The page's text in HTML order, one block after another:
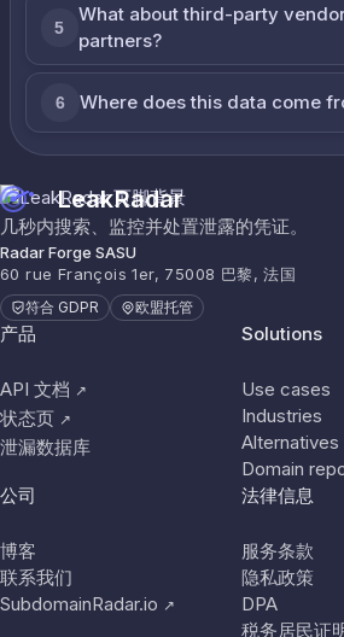
5
What about third-party
partners?
6 Where does this data come
LeakRadar
几秒内搜索、监控并处置泄露的凭证。
Radar Forge SASU
60 rue François 1er, 75008 巴黎, 法国
符合 GDPR 欧盟托管
产品
API 文档 ↗
状态页 ↗
泄漏数据库
Solutions
Use cases
Industries
Alternatives
Domain
公司
博客
联系我们
SubdomainRadar.io ↗
法律信息
服务条款
隐私政策
DPA
税务居民证